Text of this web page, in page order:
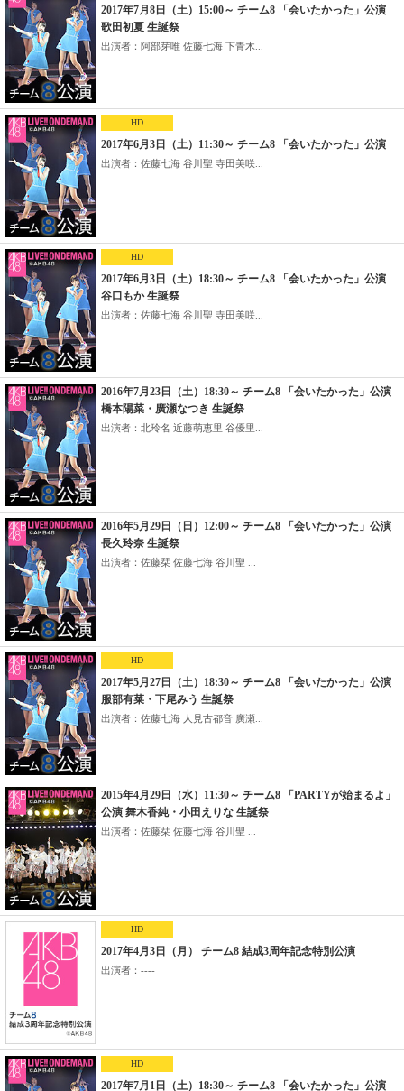
2017年7月8日（土）15:00～ チーム8 「会いたかった」公演
歌田初夏 生誕祭
出演者：阿部芽唯 佐藤七海 下青木...
HD
2017年6月3日（土）11:30～ チーム8 「会いたかった」公演
出演者：佐藤七海 谷川聖 寺田美咲...
HD
2017年6月3日（土）18:30～ チーム8 「会いたかった」公演
谷口もか 生誕祭
出演者：佐藤七海 谷川聖 寺田美咲...
2016年7月23日（土）18:30～ チーム8 「会いたかった」公演
橋本陽菜・廣瀬なつき 生誕祭
出演者：北玲名 近藤萌恵里 谷優里...
2016年5月29日（日）12:00～ チーム8 「会いたかった」公演
長久玲奈 生誕祭
出演者：佐藤栞 佐藤七海 谷川聖 ...
HD
2017年5月27日（土）18:30～ チーム8 「会いたかった」公演
服部有菜・下尾みう 生誕祭
出演者：佐藤七海 人見古都音 廣瀬...
2015年4月29日（水）11:30～ チーム8 「PARTYが始まるよ」
公演 舞木香純・小田えりな 生誕祭
出演者：佐藤栞 佐藤七海 谷川聖 ...
HD
2017年4月3日（月） チーム8 結成3周年記念特別公演
出演者：----
HD
2017年7月1日（土）18:30～ チーム8 「会いたかった」公演